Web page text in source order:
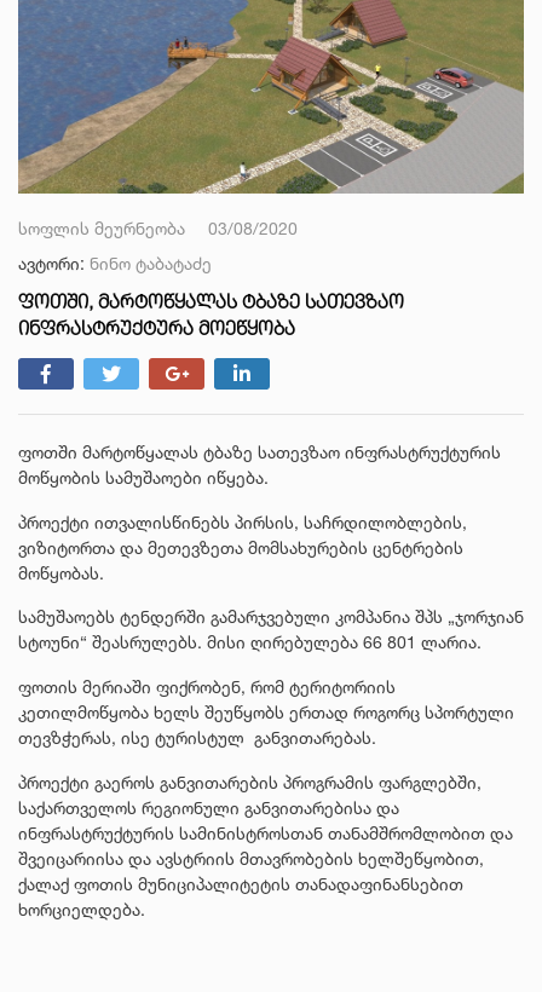
სოფლის მეურნეობა
03/08/2020
ავტორი: ნინო ტაბატაძე
ᲤᲝᲗᲨᲘ, ᲛᲐᲠᲢᲝᲬᲧᲐᲚᲐᲡ ᲢᲑᲐᲖᲔ ᲡᲐᲗᲔᲕᲖᲐᲝ
ᲘᲜᲤᲠᲐᲡᲢᲠᲣᲥᲢᲣᲠᲐ ᲛᲝᲔᲬᲧᲝᲑᲐ
ფოთში მარტოწყალას ტბაზე სათევზაო ინფრასტრუქტურის
მოწყობის სამუშაოები იწყება.
პროექტი ითვალისწინებს პირსის, საჩრდილობლების,
ვიზიტორთა და მეთევზეთა მომსახურების ცენტრების
მოწყობას.
სამუშაოებს ტენდერში გამარჯვებული კომპანია შპს „ჯორჯიან
სტოუნი“ შეასრულებს. მისი ღირებულება 66 801 ლარია.
ფოთის მერიაში ფიქრობენ, რომ ტერიტორიის
კეთილმოწყობა ხელს შეუწყობს ერთად როგორც სპორტული
თევზჭერას, ისე ტურისტულ განვითარებას.
პროექტი გაეროს განვითარების პროგრამის ფარგლებში,
საქართველოს რეგიონული განვითარებისა და
ინფრასტრუქტურის სამინისტროსთან თანამშრომლობით და
შვეიცარიისა და ავსტრიის მთავრობების ხელშეწყობით,
ქალაქ ფოთის მუნიციპალიტეტის თანადაფინანსებით
ხორციელდება.